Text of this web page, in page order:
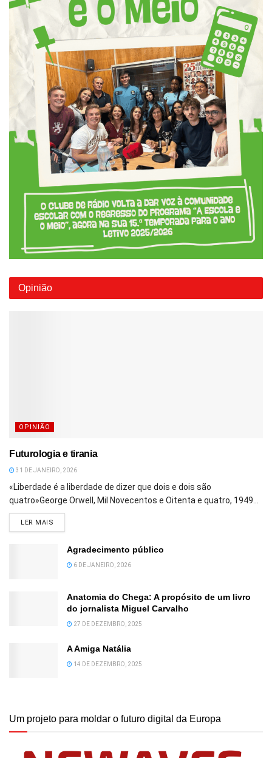
Opinião
OPINIÃO
Futurologia e tirania
31 DE JANEIRO, 2026
«Liberdade é a liberdade de dizer que dois e dois são
quatro»George Orwell, Mil Novecentos e Oitenta e quatro, 1949...
LER MAIS
Agradecimento público
6 DE JANEIRO, 2026
Anatomia do Chega: A propósito de um livro
do jornalista Miguel Carvalho
27 DE DEZEMBRO, 2025
A Amiga Natália
14 DE DEZEMBRO, 2025
Um projeto para moldar o futuro digital da Europa